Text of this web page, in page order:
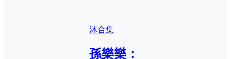
沐合集
孫樂樂：